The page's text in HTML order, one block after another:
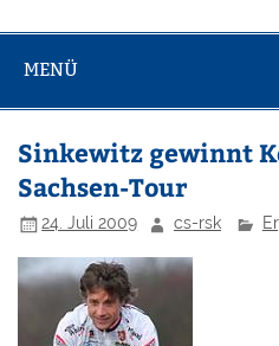
MENÜ
Sinkewitz gewinnt
Sachsen-Tour
24. Juli 2009 cs-rsk